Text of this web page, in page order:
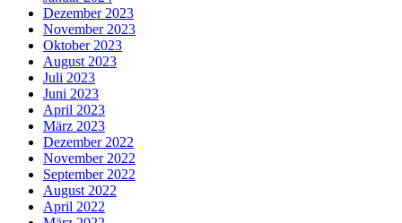
Dezember 2023
November 2023
Oktober 2023
August 2023
Juli 2023
Juni 2023
April 2023
März 2023
Dezember 2022
November 2022
September 2022
August 2022
April 2022